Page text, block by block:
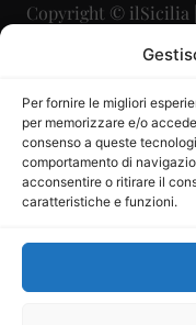
Per fornire le migliori
per memorizzare e/o
consenso a queste
comportamento di
acconsentire o ritirare il
caratteristiche e funzioni.
Copyright © ilSicilia
Direttore
Direttore
Mercurio